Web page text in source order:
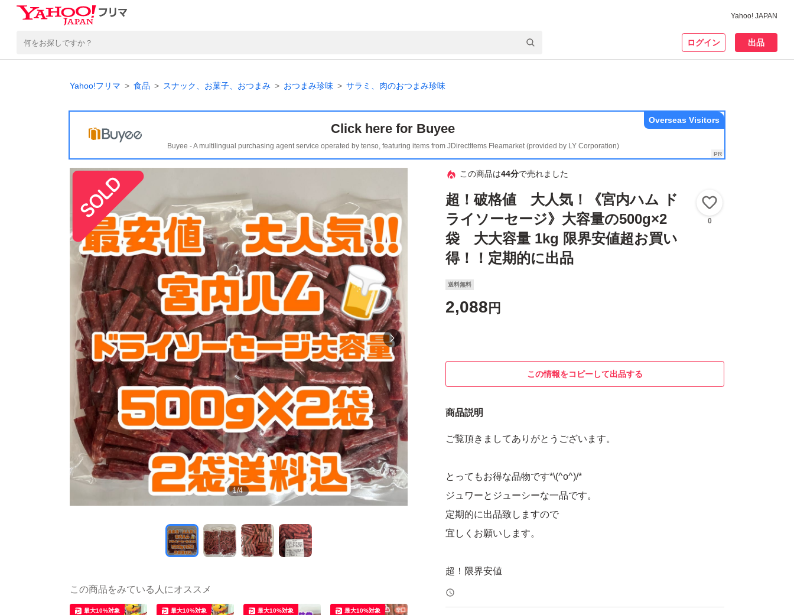
Yahoo! JAPAN
ログイン 出品
Yahoo!フリマ 食品 スナック、お菓子、おつまみ おつまみ珍味 サラミ、肉のおつまみ珍味
Click here for Buyee
Buyee - A multilingual purchasing agent service operated by tenso, featuring items from JDirectItems Fleamarket (provided by LY Corporation)
Overseas Visitors
1/4
この商品は44分で売れました
超！破格値 大人気！《宮内ハム ド
ライソーセージ》大容量の500g×2
袋 大大容量 1kg 限界安値超お買い
得！！定期的に出品
0
送料無料
2,088 円
この情報をコピーして出品する
商品説明
ご覧頂きましてありがとうございます。
とってもお得な品物です*\(^o^)/*
ジュワーとジューシーな一品です。
定期的に出品致しますので
宜しくお願いします。
超！限界安値
大人気！
新品未開封
この商品をみている人にオススメ
最大10%対象 最大10%対象 最大10%対象 最大10%対象